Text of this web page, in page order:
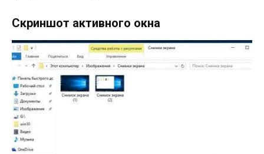
Скриншот активного окна